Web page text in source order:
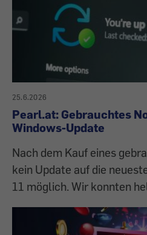
25.6.2026
Pearl.at: Gebrauchtes
Windows-Update
Nach dem Kauf eines
kein Update auf die
11 möglich. Wir konnten